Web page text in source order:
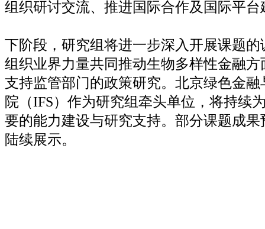
组织研讨交流、推进国际合作及国际平台
下阶段，研究组将进一步深入开展课题
组织业界力量共同推动生物多样性金融
支持监管部门的政策研究。北京绿色金
院（IFS）作为研究组牵头单位，将持续
要的能力建设与研究支持。部分课题成果
陆续展示。